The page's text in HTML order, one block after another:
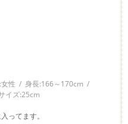
女性 身長:166～170cm
イズ:25cm
ってます。